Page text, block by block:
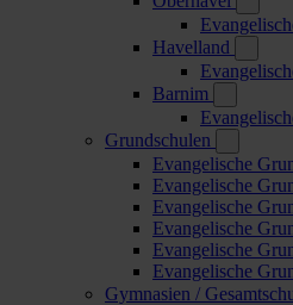
Havelland
Barnim
Grundschulen
Evangelische
Evangelische
Evangelische
Evangelische
Evangelische
Evangelische
Gymnasien /